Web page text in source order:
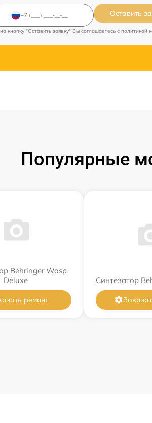
Оставить
кнопку "Оставить заявку" Вы соглашаетесь c политикой
Популярные
Behringer Wasp
Deluxe
ремонт
Синтезатор